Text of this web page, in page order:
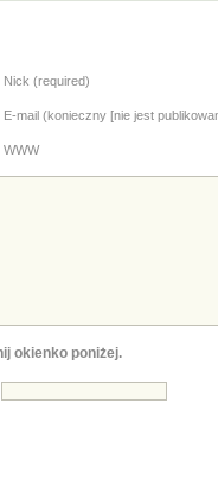
Nick (required)
E-mail (konieczny [nie jest
WWW
okienko poniżej.